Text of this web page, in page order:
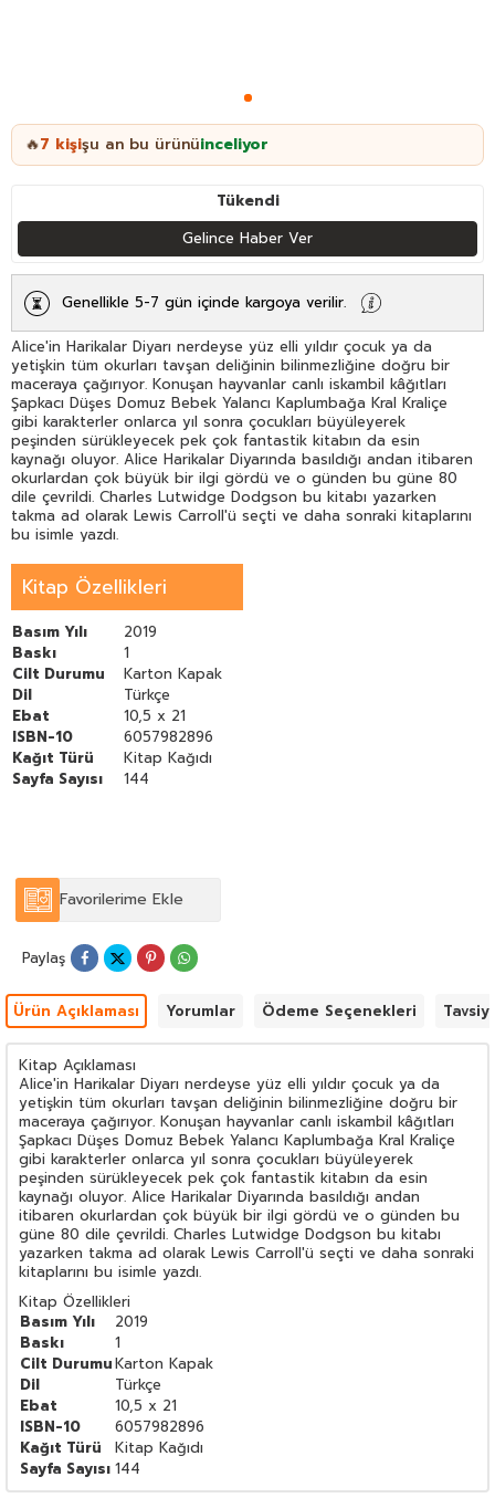
🔥7 kişişu an bu ürünüinceliyor
Tükendi
Gelince Haber Ver
Genellikle 5-7 gün içinde kargoya verilir.
Alice'in Harikalar Diyarı nerdeyse yüz elli yıldır çocuk ya da
yetişkin tüm okurları tavşan deliğinin bilinmezliğine doğru bir
maceraya çağırıyor. Konuşan hayvanlar canlı iskambil kâğıtları
Şapkacı Düşes Domuz Bebek Yalancı Kaplumbağa Kral Kraliçe
gibi karakterler onlarca yıl sonra çocukları büyüleyerek
peşinden sürükleyecek pek çok fantastik kitabın da esin
kaynağı oluyor. Alice Harikalar Diyarında basıldığı andan itibaren
okurlardan çok büyük bir ilgi gördü ve o günden bu güne 80
dile çevrildi. Charles Lutwidge Dodgson bu kitabı yazarken
takma ad olarak Lewis Carroll'ü seçti ve daha sonraki kitaplarını
bu isimle yazdı.
Kitap Özellikleri
Basım Yılı
2019
Baskı
1
Cilt Durumu
Karton Kapak
Dil
Türkçe
Ebat
10,5 x 21
ISBN-10
6057982896
Kağıt Türü
Kitap Kağıdı
Sayfa Sayısı
144
Favorilerime Ekle
Paylaş
Ürün Açıklaması Yorumlar Ödeme Seçenekleri
Kitap Açıklaması
Alice'in Harikalar Diyarı nerdeyse yüz elli yıldır çocuk ya da
yetişkin tüm okurları tavşan deliğinin bilinmezliğine doğru bir
maceraya çağırıyor. Konuşan hayvanlar canlı iskambil kâğıtları
Şapkacı Düşes Domuz Bebek Yalancı Kaplumbağa Kral Kraliçe
gibi karakterler onlarca yıl sonra çocukları büyüleyerek
peşinden sürükleyecek pek çok fantastik kitabın da esin
kaynağı oluyor. Alice Harikalar Diyarında basıldığı andan
itibaren okurlardan çok büyük bir ilgi gördü ve o günden bu
güne 80 dile çevrildi. Charles Lutwidge Dodgson bu kitabı
yazarken takma ad olarak Lewis Carroll'ü seçti ve daha sonraki
kitaplarını bu isimle yazdı.
Kitap Özellikleri
Basım Yılı
2019
Baskı
1
Cilt DurumuKarton Kapak
Dil
Türkçe
Ebat
10,5 x 21
ISBN-10
6057982896
Kağıt Türü
Kitap Kağıdı
Sayfa Sayısı 144